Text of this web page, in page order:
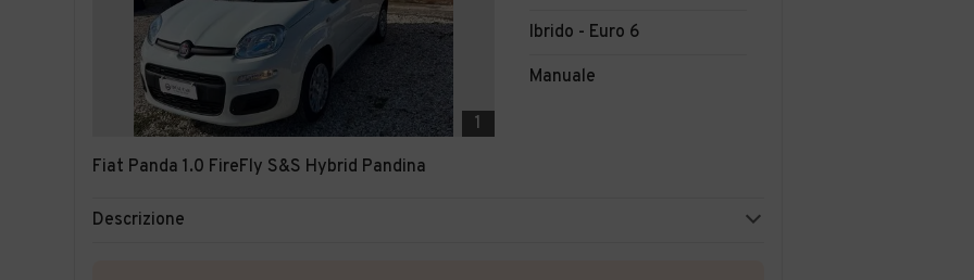
1
Fiat Panda 1.0 FireFly S&S Hybrid Pandina
Ibrido - Euro 6
Manuale
Descrizione